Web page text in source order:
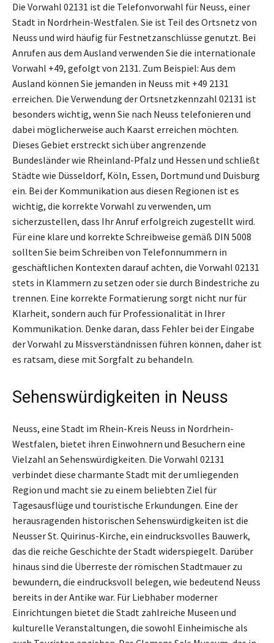
Die Vorwahl 02131 ist die Telefonvorwahl für Neuss, einer
Stadt in Nordrhein-Westfalen. Sie ist Teil des Ortsnetz von
Neuss und wird häufig für Festnetzanschlüsse genutzt. Bei
Anrufen aus dem Ausland verwenden Sie die internationale
Vorwahl +49, gefolgt von 2131. Zum Beispiel: Aus dem
Ausland können Sie jemanden in Neuss mit +49 2131
erreichen. Die Verwendung der Ortsnetzkennzahl 02131 ist
besonders wichtig, wenn Sie nach Neuss telefonieren und
dabei möglicherweise auch Kaarst erreichen möchten.
Dieses Gebiet erstreckt sich über angrenzende
Bundesländer wie Rheinland-Pfalz und Hessen und schließt
Städte wie Düsseldorf, Köln, Essen, Dortmund und Duisburg
ein. Bei der Kommunikation aus diesen Regionen ist es
wichtig, die korrekte Vorwahl zu verwenden, um
sicherzustellen, dass Ihr Anruf erfolgreich zugestellt wird.
Für eine klare und korrekte Schreibweise gemäß DIN 5008
sollten Sie beim Schreiben von Telefonnummern in
geschäftlichen Kontexten darauf achten, die Vorwahl 02131
stets in Klammern zu setzen oder sie durch Bindestriche zu
trennen. Eine korrekte Formatierung sorgt nicht nur für
Klarheit, sondern auch für Professionalität in Ihrer
Kommunikation. Denke daran, dass Fehler bei der Eingabe
der Vorwahl zu Missverständnissen führen können, daher ist
es ratsam, diese mit Sorgfalt zu behandeln.
Sehenswürdigkeiten in Neuss
Neuss, eine Stadt im Rhein-Kreis Neuss in Nordrhein-
Westfalen, bietet ihren Einwohnern und Besuchern eine
Vielzahl an Sehenswürdigkeiten. Die Vorwahl 02131
verbindet diese charmante Stadt mit der umliegenden
Region und macht sie zu einem beliebten Ziel für
Tagesausflüge und touristische Erkundungen. Eine der
herausragenden historischen Sehenswürdigkeiten ist die
Neusser St. Quirinus-Kirche, ein eindrucksvolles Bauwerk,
das die reiche Geschichte der Stadt widerspiegelt. Darüber
hinaus sind die Überreste der römischen Stadtmauer zu
bewundern, die eindrucksvoll belegen, wie bedeutend Neuss
bereits in der Antike war. Für Liebhaber moderner
Einrichtungen bietet die Stadt zahlreiche Museen und
kulturelle Veranstaltungen, die sowohl Einheimische als